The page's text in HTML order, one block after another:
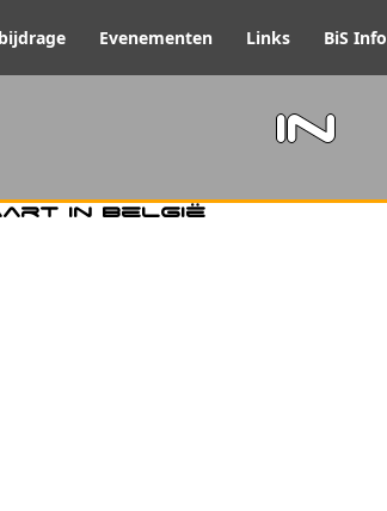
Evenementen Links BiS Info
in
in België